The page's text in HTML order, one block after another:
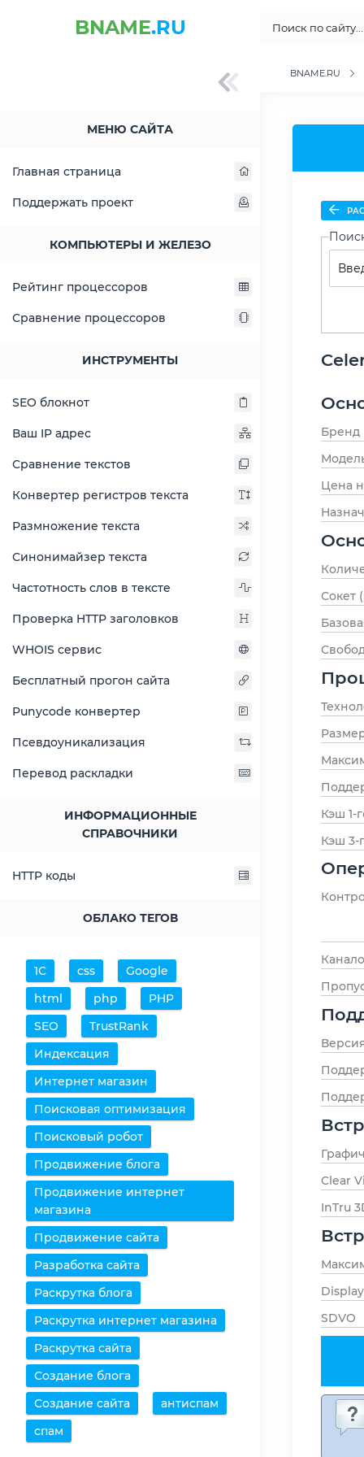
BNAME.RU
МЕНЮ САЙТА
Главная страница
Поддержать проект
КОМПЬЮТЕРЫ И ЖЕЛЕЗО
Рейтинг процессоров
Сравнение процессоров
ИНСТРУМЕНТЫ
SEO блокнот
Ваш IP адрес
Сравнение текстов
Конвертер регистров текста
Размножение текста
Синонимайзер текста
Частотность слов в тексте
Проверка HTTP заголовков
WHOIS сервис
Бесплатный прогон сайта
Punycode конвертер
Псевдоуникализация
Перевод раскладки
ИНФОРМАЦИОННЫЕ
СПРАВОЧНИКИ
HTTP коды
ОБЛАКО ТЕГОВ
1С css
Google
html
php
PHP
SEO
TrustRank
Индексация
Интернет магазин
Поисковая оптимизация
Поисковый робот
Продвижение блога
Продвижение интернет
магазина
Продвижение сайта
Разработка сайта
Раскрутка блога
Раскрутка интернет магазина
Раскрутка сайта
Создание блога
Создание сайта
антиспам
спам
BNAME.RU
Бренд
Цена
Сокет
Кэш 1-
Кэш 3-
Clear
InTru
SDVO